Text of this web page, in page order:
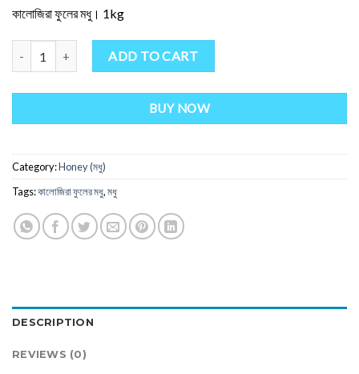
কালোজিরা ফুলের মধু। 1kg
কালোজিরা ফুলের মধু quantityADD TO CART
BUY NOW
Category:Honey (মধু)
Tags:কালোজিরা ফুলের মধু,মধু
DESCRIPTION
REVIEWS (0)